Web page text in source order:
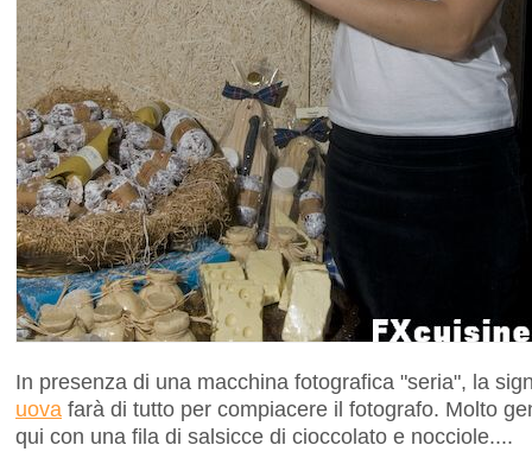
In presenza di una macchina fotografica "seria", la
uova farà di tutto per compiacere il fotografo. Molto
qui con una fila di salsicce di cioccolato e nocciole....